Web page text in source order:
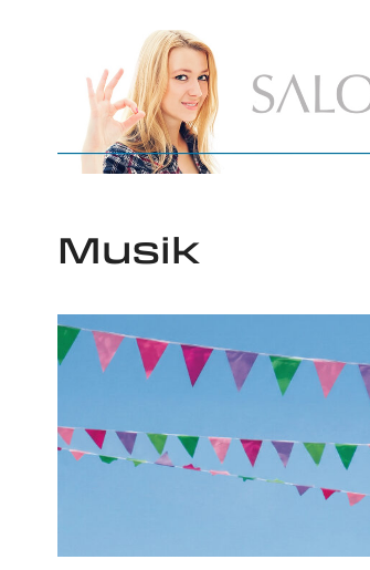
Musik